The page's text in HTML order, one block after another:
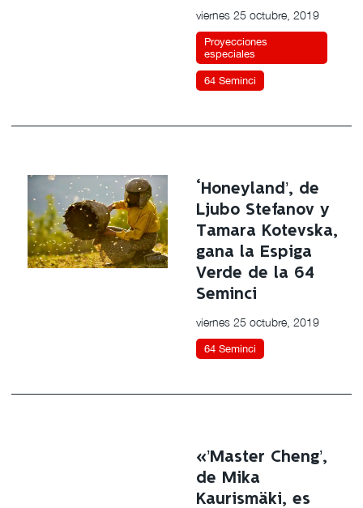
viernes 25 octubre, 2019
Proyecciones
especiales
64 Seminci
‘Honeyland’, de
Ljubo Stefanov y
Tamara Kotevska,
gana la Espiga
Verde de la 64
Seminci
viernes 25 octubre, 2019
64 Seminci
«’Master Cheng’,
de Mika
Kaurismäki, es